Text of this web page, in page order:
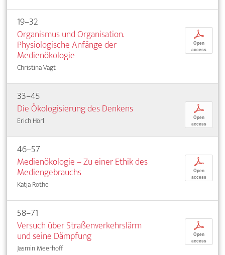
19–32
Organismus und Organisation.
Physiologische Anfänge der
Medienökologie
Christina Vagt
p
Open
access
33–45
Die Ökologisierung des Denkens
Erich Hörl
p
Open
access
46–57
Medienökologie – Zu einer Ethik des
Mediengebrauchs
Katja Rothe
p
Open
access
58–71
Versuch über Straßenverkehrslärm
und seine Dämpfung
Jasmin Meerhoff
p
Open
access